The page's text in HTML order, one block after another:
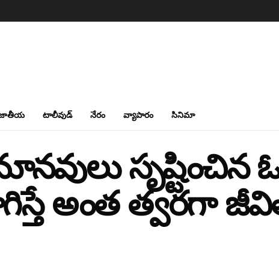
టాలీవుడ్ నేరం వ్యాపారం సినిమా
సృష్టించిన
అంత త్వరగా